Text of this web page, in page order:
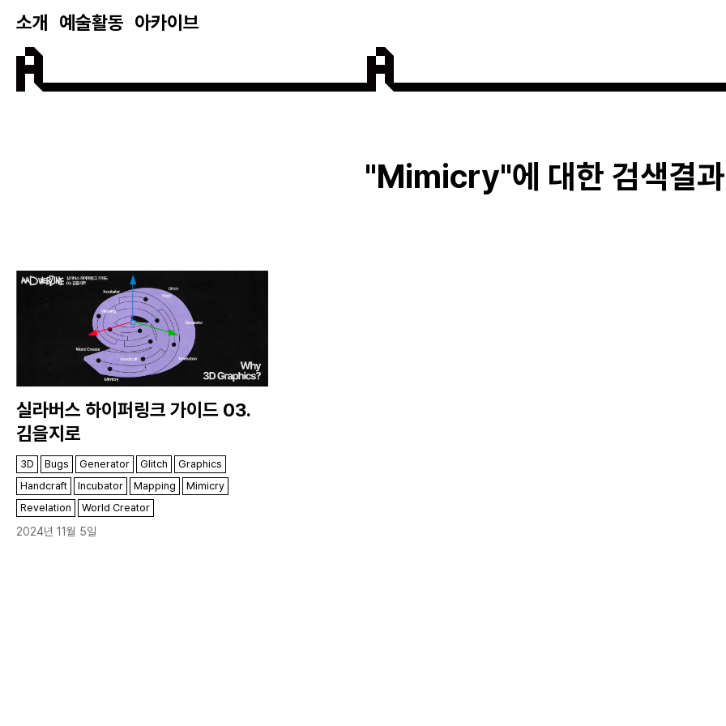
소개 예술활동 아카이브
Mimicry
실라버스 하이퍼링크 가이드 03.
김을지로
2024년 11월 5일
3D Bugs Generator Glitch
Graphics
Handcraft
Incubator Mapping
Mimicry
Revelation
World Creator